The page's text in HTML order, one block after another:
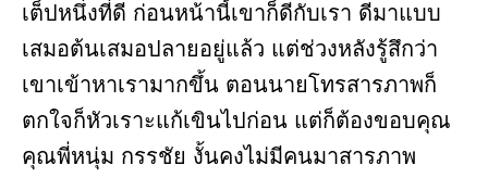
เต็ปหนึ่งที่ดี ก่อนหน้านี้เขาก็ดีกับเรา ดีมาแบบ
เสมอต้นเสมอปลายอยู่แล้ว แต่ช่วงหลังรู้สึกว่า
เขาเข้าหาเรามากขึ้น ตอนนายโทรสารภาพก็
ตกใจก็หัวเราะแก้เขินไปก่อน แต่ก็ต้องขอบคุณ
คุณพี่หนุ่ม กรรชัย งั้นคงไม่มีคนมาสารภาพ